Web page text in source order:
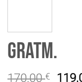
GratM.
170,00€